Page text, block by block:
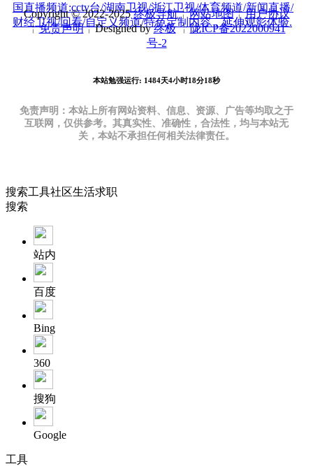
国直播频道:cctv台/湖南卫视/浙江卫视/体育频道/新闻直播/
财经卫视/回看/自定义频道/特色定制内容，延伸观影体验.
Copyright © 2022-2025终极导航╎网站地图╎用户协议
╎免责声明╎Designed by终极╎陇ICP备2022000941
号-2
本站勉强运行: 1484天4小时18分19秒
免责声明：本站上所有网站资料、信息、资源、广告等均取之于
互联网，仅供参考。其真实性、准确性，合法性，均与本站无
关，本站不承担任何相关法律责任。
搜索工具社区生活求职
搜索
站内
百度
Bing
360
搜狗
Google
工具